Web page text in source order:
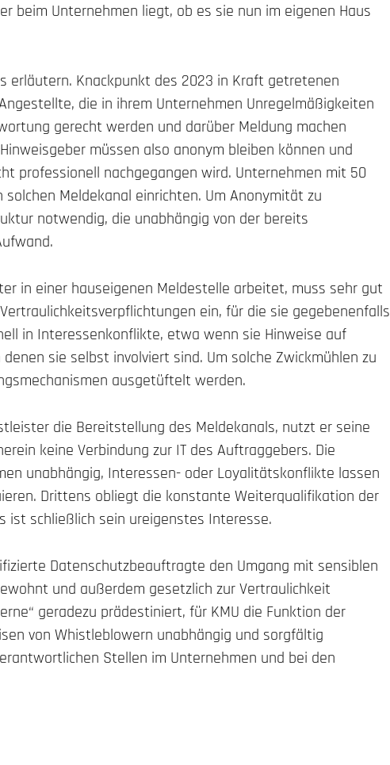
beim Unternehmen liegt, ob es sie nun im eigenen Haus
erläutern. Knackpunkt des 2023 in Kraft getretenen
die in ihrem Unternehmen Unregelmäßigkeiten
gerecht werden und darüber Meldung machen
müssen also anonym bleiben können und
professionell nachgegangen wird. Unternehmen mit 50
Meldekanal einrichten. Um Anonymität zu
notwendig, die unabhängig von der bereits
in einer hauseigenen Meldestelle arbeitet, muss sehr gut
ein, für die sie gegebenenfalls
in Interessenkonflikte, etwa wenn sie Hinweise auf
sie selbst involviert sind. Um solche Zwickmühlen zu
ausgetüftelt werden.
die Bereitstellung des Meldekanals, nutzt er seine
keine Verbindung zur IT des Auftraggebers. Die
unabhängig, Interessen- oder Loyalitätskonflikte lassen
Drittens obliegt die konstante Weiterqualifikation der
ist schließlich sein ureigenstes Interesse.
Datenschutzbeauftragte den Umgang mit sensiblen
und außerdem gesetzlich zur Vertraulichkeit
geradezu prädestiniert, für KMU die Funktion der
von Whistleblowern unabhängig und sorgfältig
Stellen im Unternehmen und bei den